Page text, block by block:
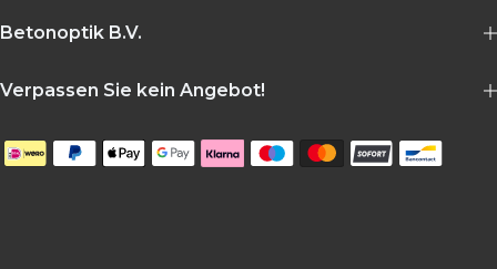
Betonoptik B.V.
Verpassen Sie kein Angebot!